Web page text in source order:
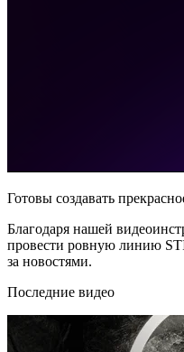
Готовы создавать
Благодаря нашей
провести ровную линию
за новостями.
Последние видео